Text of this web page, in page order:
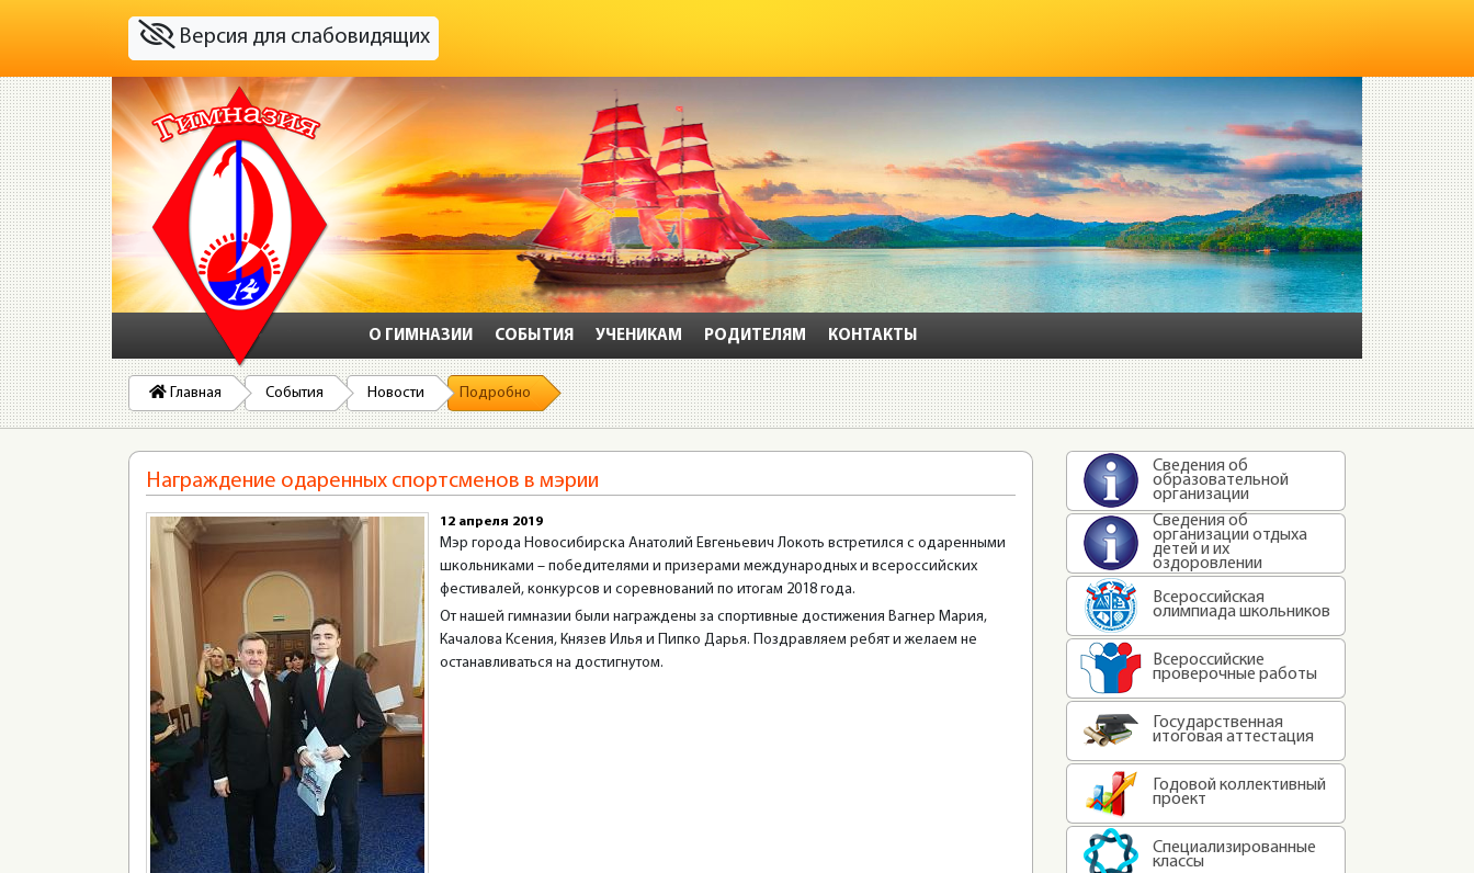
Версия для слабовидящих
О ГИМНАЗИИ СОБЫТИЯ УЧЕНИКАМ РОДИТЕЛЯМ КОНТАКТЫ
Главная События Новости Подробно
Награждение одаренных спортсменов в мэрии
12 апреля 2019
Мэр города Новосибирска Анатолий Евгеньевич Локоть встретился с одаренными
школьниками – победителями и призерами международных и всероссийских
фестивалей, конкурсов и соревнований по итогам 2018 года.
От нашей гимназии были награждены за спортивные достижения Вагнер Мария,
Качалова Ксения, Князев Илья и Пипко Дарья. Поздравляем ребят и желаем не
останавливаться на достигнутом.
Сведения об
образовательной
организации
Сведения об
организации отдыха
детей и их
оздоровлении
Всероссийская
олимпиада школьников
Всероссийские
проверочные работы
Государственная
итоговая аттестация
Годовой коллективный
проект
Специализированные
классы